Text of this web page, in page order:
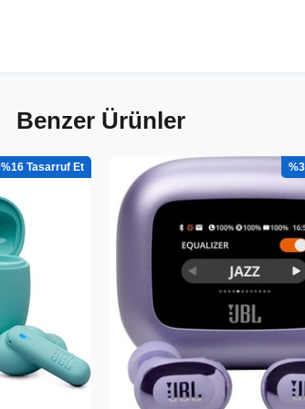
Benzer Ürünler
%16